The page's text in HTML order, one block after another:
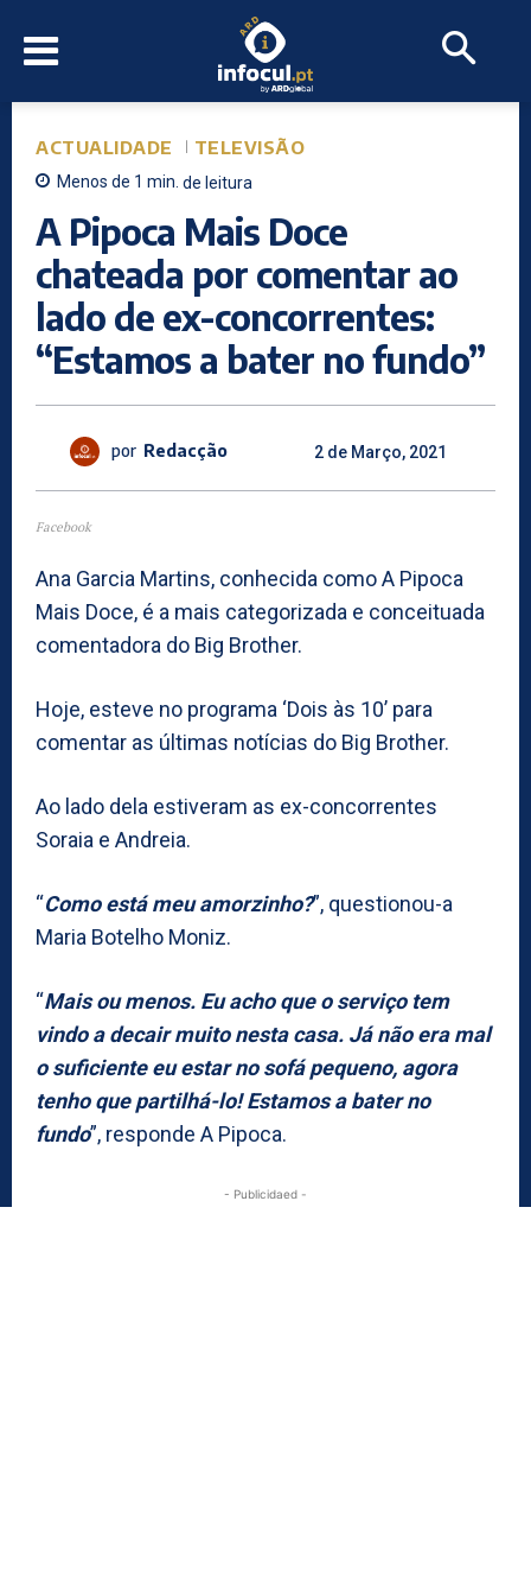
ACTUALIDADE TELEVISÃO
Menos de 1 min. de leitura
A Pipoca Mais Doce
chateada por comentar ao
lado de ex-concorrentes:
“Estamos a bater no fundo”
por Redacção 2 de Março, 2021
Facebook
Ana Garcia Martins, conhecida como A Pipoca
Mais Doce, é a mais categorizada e conceituada
comentadora do Big Brother.
Hoje, esteve no programa ‘Dois às 10’ para
comentar as últimas notícias do Big Brother.
Ao lado dela estiveram as ex-concorrentes
Soraia e Andreia.
“Como está meu amorzinho?”, questionou-a
Maria Botelho Moniz.
“Mais ou menos. Eu acho que o serviço tem
vindo a decair muito nesta casa. Já não era mal
o suficiente eu estar no sofá pequeno, agora
tenho que partilhá-lo! Estamos a bater no
fundo”, responde A Pipoca.
- Publicidaed -